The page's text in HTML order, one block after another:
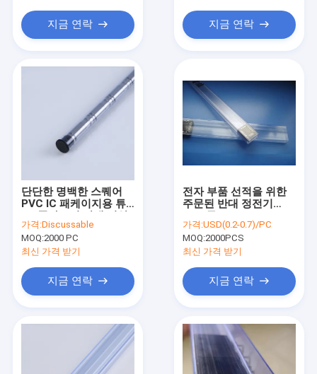
ESD 플라스틱 트레이
반대 정전기 부속물
새로운
정전기방전 구성
지금 연락 지금 연락
단단한 명백한 스퀘어
PVC IC 패케이지용 튜
관
가격:Discussable
MOQ:2000 PC
최신 가격 받기
지금 연락
전자 부품 선적을 위한
주문된 반대 정전기
가격:USD(0.2-0.7)/PC
MOQ:2000PCS
최신 가격 받기
지금 연락